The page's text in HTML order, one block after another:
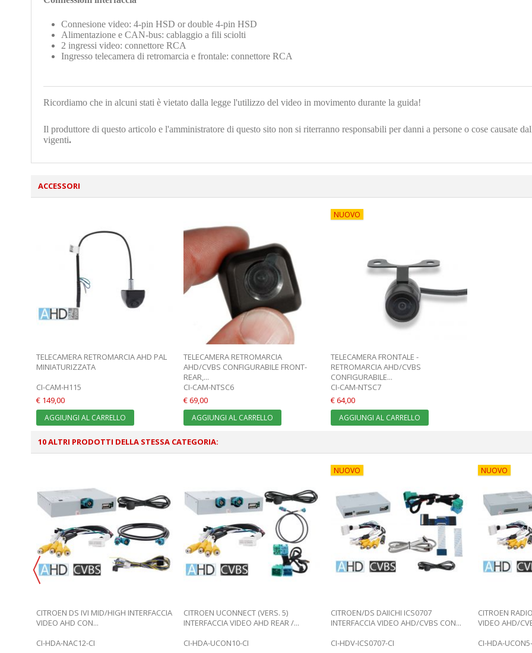
Connesione video: 4-pin HSD or double 4-pin HSD
Alimentazione e CAN-bus: cablaggio a fili sciolti
2 ingressi video: connettore RCA
Ingresso telecamera di retromarcia e frontale: connettore RCA
Ricordiamo che in alcuni stati è vietato dalla legge l'utilizzo del video in movimento durante la guida!
Il produttore di questo articolo e l'amministratore di questo sito non si riterranno responsabili per danni a persone o cose causate
vigenti.
ACCESSORI
TELECAMERA RETROMARCIA AHD PAL
MINIATURIZZATA
CI-CAM-H115
€ 149,00
AGGIUNGI AL CARRELLO
TELECAMERA RETROMARCIA
AHD/CVBS CONFIGURABILE FRONT-
REAR,...
CI-CAM-NTSC6
€ 69,00
AGGIUNGI AL CARRELLO
NUOVO
TELECAMERA FRONTALE -
RETROMARCIA AHD/CVBS
CONFIGURABILE...
CI-CAM-NTSC7
€ 64,00
AGGIUNGI AL CARRELLO
10 ALTRI PRODOTTI DELLA STESSA CATEGORIA:
CITROEN DS IVI MID/HIGH INTERFACCIA
VIDEO AHD CON...
CI-HDA-NAC12-CI
CITROEN UCONNECT (VERS. 5)
INTERFACCIA VIDEO AHD REAR /...
CI-HDA-UCON10-CI
NUOVO
CITROEN/DS DAIICHI ICS0707
INTERFACCIA VIDEO AHD/CVBS CON...
CI-HDV-ICS0707-CI
NUOVO
CITROEN
VIDEO AHD/
CI-HDA-